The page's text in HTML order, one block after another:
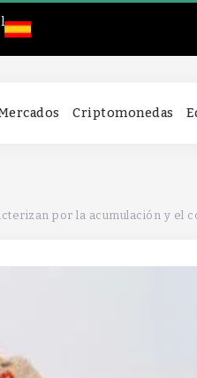
Criptomonedas
por la acumulación y el